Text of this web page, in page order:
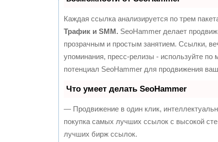
Каждая ссылка анализируется по трем
Трафик и SMM. SeoHammer делает
прозрачным и простым занятием. Ссылки,
упоминания, пресс-релизы - используйте по
потенциал SeoHammer для продвижения
Что умеет делать SeoHammer
— Продвижение в один клик,
покупка самых лучших ссылок с высокой
лучших бирж ссылок.